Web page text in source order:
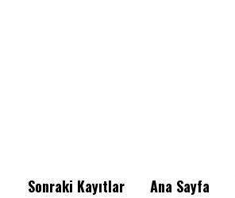
Sonraki Kayıtlar Ana Sayfa